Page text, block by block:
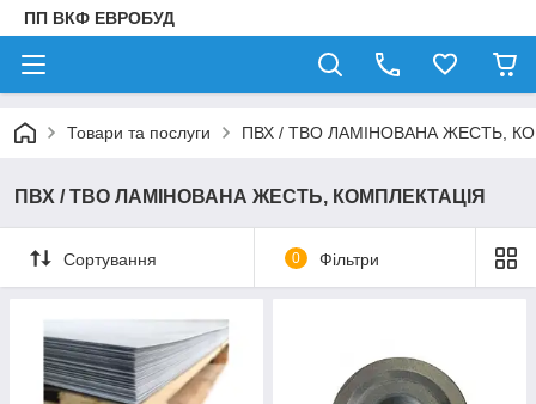
ПП ВКФ ЕВРОБУД
Товари та послуги ПВХ / ТВО ЛАМІНОВАНА ЖЕСТЬ,
ПВХ / ТВО ЛАМІНОВАНА ЖЕСТЬ, КОМПЛЕКТАЦІЯ
Сортування 0 Фільтри